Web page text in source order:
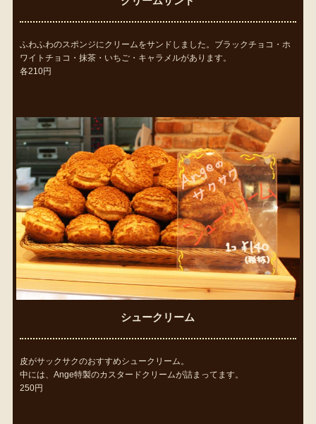
ふわふわのスポンジにクリームをサンドしました。ブラックチョコ・ホ
ワイトチョコ・抹茶・いちご・キャラメルがあります。
各210円
シュークリーム
皮がサックサクのおすすめシュークリーム。
中には、Ange特製のカスタードクリームが詰まってます。
250円